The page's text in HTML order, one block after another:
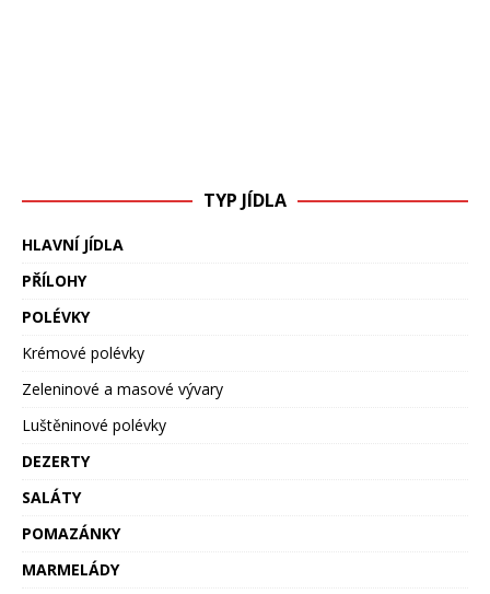
TYP JÍDLA
HLAVNÍ JÍDLA
PŘÍLOHY
POLÉVKY
Krémové polévky
Zeleninové a masové vývary
Luštěninové polévky
DEZERTY
SALÁTY
POMAZÁNKY
MARMELÁDY